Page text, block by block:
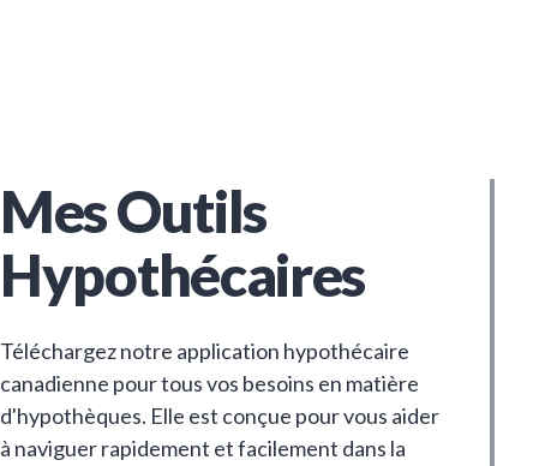
Mes Outils
Hypothécaires
Téléchargez notre application hypothécaire
canadienne pour tous vos besoins en matière
d'hypothèques. Elle est conçue pour vous aider
à naviguer rapidement et facilement dans la